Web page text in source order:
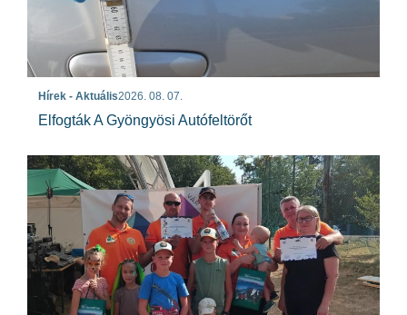
Hírek - Aktuális2026. 08. 07.
Elfogták A Gyöngyösi Autófeltörőt